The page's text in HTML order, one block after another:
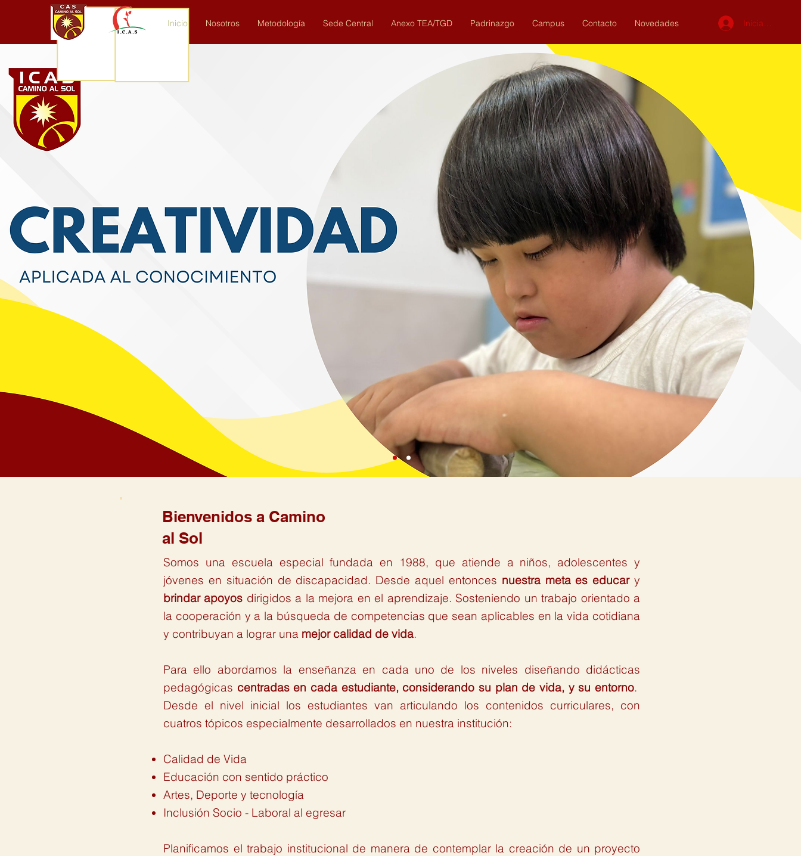
Inicio Nosotros Metodología Sede Central Anexo TEA/TGD Padrinazgo Campus Contacto Novedades Iniciar sesión
Bienvenidos a Camino
al Sol
Somos una escuela especial fundada en 1988, que atiende a niños, adolescentes y
jóvenes en situación de discapacidad. Desde aquel entonces nuestra meta es educary
brindar apoyos dirigidos a la mejora en el aprendizaje. Sosteniendo un trabajo orientado a
la cooperación y a la búsqueda de competencias que sean aplicables en la vida cotidiana
y contribuyan a lograr una mejor calidad de vida.
Para ello abordamos la enseñanza en cada uno de los niveles diseñando didácticas
pedagógicas centradas en cada estudiante, considerando su plan de vida, y su entorno.
Desde el nivel inicial los estudiantes van articulando los contenidos curriculares, con
cuatros tópicos especialmente desarrollados en nuestra institución:
Calidad de Vida
Educación con sentido práctico
Artes, Deporte y tecnología
Inclusión Socio - Laboral al egresar
Planificamos el trabajo institucional de manera de contemplar la creación de un proyecto